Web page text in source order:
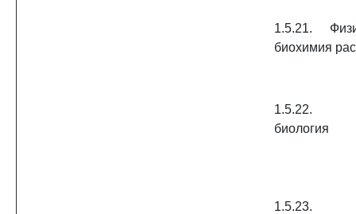
1.5.21.
биохимия
1.5.22.
биология
1.5.23.